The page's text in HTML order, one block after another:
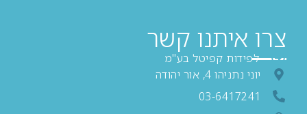
צרו איתנו קשר
לפידות קפיטל בע"מ
יוני נתניהו 4, אור יהודה
03-6417241